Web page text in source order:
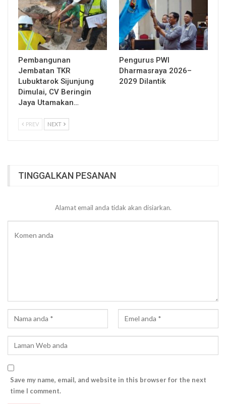
Pembangunan
Jembatan TKR
Lubuktarok Sijunjung
Dimulai, CV Beringin
Jaya Utamakan…
Pengurus PWI
Dharmasraya 2026–
2029 Dilantik
PREV NEXT
TINGGALKAN PESANAN
Alamat email anda tidak akan disiarkan.
Save my name, email, and website in this browser for the next
time I comment.